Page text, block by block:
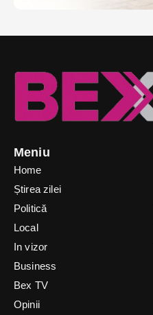
Meniu
Home
Știrea zilei
Politică
Local
In vizor
Business
Bex TV
Opinii